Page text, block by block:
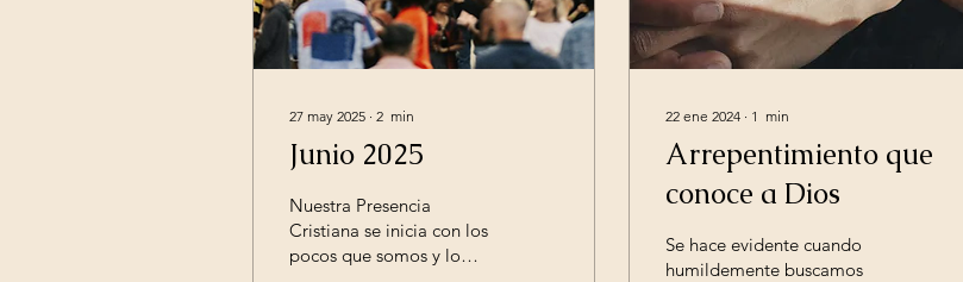
27 may 2025 ∙ 2 min
Junio 2025
Nuestra Presencia
Cristiana se inicia con los
pocos que somos y lo
22 ene 2024 ∙ 1 min
Arrepentimiento que
conoce a Dios
Se hace evidente cuando
humildemente buscamos